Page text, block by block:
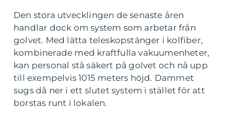
Den stora utvecklingen de senaste åren
handlar dock om system som arbetar från
golvet. Med lätta teleskopstänger i kolfiber,
kombinerade med kraftfulla vakuumenheter,
kan personal stå säkert på golvet och nå upp
till exempelvis 1015 meters höjd. Dammet
sugs då ner i ett slutet system i stället för att
borstas runt i lokalen.